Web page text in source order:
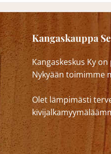
Kangaskauppa
Kangaskeskus Ky
Nykyään toimimme
Olet lämpimästi